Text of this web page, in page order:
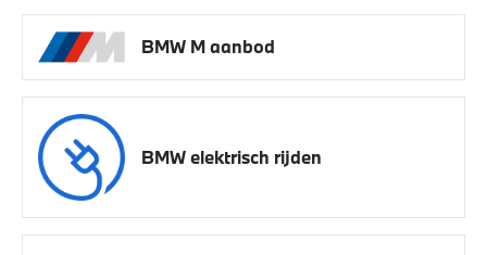
BMW M aanbod
BMW elektrisch rijden